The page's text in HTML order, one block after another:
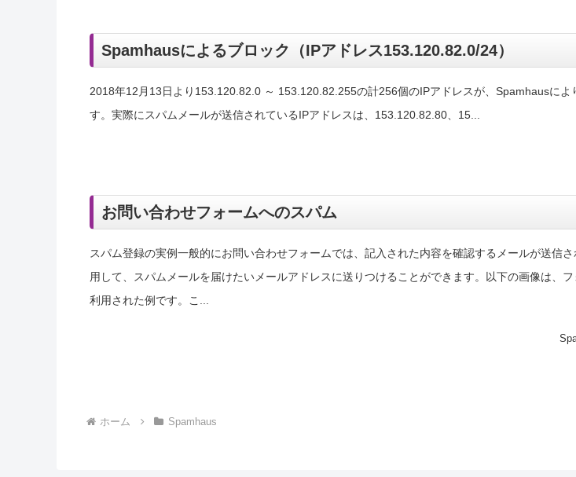
Spamhausによるブロック（IPアドレス153.120.82.0/24）
2018年12月13日より153.120.82.0 ～ 153.120.82.255の計256個のIPアドレスが、Spamhausによ
す。実際にスパムメールが送信されているIPアドレスは、153.120.82.80、15...
お問い合わせフォームへのスパム
スパム登録の実例一般的にお問い合わせフォームでは、記入された内容を確認するメールが送信
用して、スパムメールを届けたいメールアドレスに送りつけることができます。以下の画像は、
利用された例です。こ...
ホーム Spamhaus